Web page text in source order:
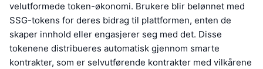
velutformede token-økonomi. Brukere blir belønnet med
SSG-tokens for deres bidrag til plattformen, enten de
skaper innhold eller engasjerer seg med det. Disse
tokenene distribueres automatisk gjennom smarte
kontrakter, som er selvutførende kontrakter med vilkårene